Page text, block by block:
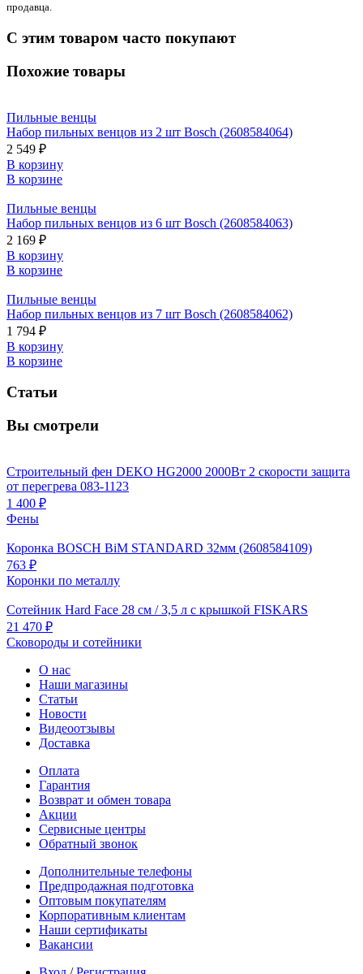
продавца.
С этим товаром часто покупают
Похожие товары
Пильные венцы
Набор пильных венцов из 2 шт Bosch (2608584064)
2 549 ₽
В корзину
В корзине
Пильные венцы
Набор пильных венцов из 6 шт Bosch (2608584063)
2 169 ₽
В корзину
В корзине
Пильные венцы
Набор пильных венцов из 7 шт Bosch (2608584062)
1 794 ₽
В корзину
В корзине
Статьи
Вы смотрели
Строительный фен DEKO HG2000 2000Вт 2 скорости защита
от перегрева 083-1123
1 400 ₽
Фены
Коронка BOSCH BiM STANDARD 32мм (2608584109)
763 ₽
Коронки по металлу
Сотейник Hard Face 28 см / 3,5 л с крышкой FISKARS
21 470 ₽
Сковороды и сотейники
О нас
Наши магазины
Статьи
Новости
Видеоотзывы
Доставка
Оплата
Гарантия
Возврат и обмен товара
Акции
Сервисные центры
Обратный звонок
Дополнительные телефоны
Предпродажная подготовка
Оптовым покупателям
Корпоративным клиентам
Наши сертификаты
Вакансии